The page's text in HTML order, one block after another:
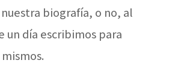
biografía, o no, al
un día escribimos para